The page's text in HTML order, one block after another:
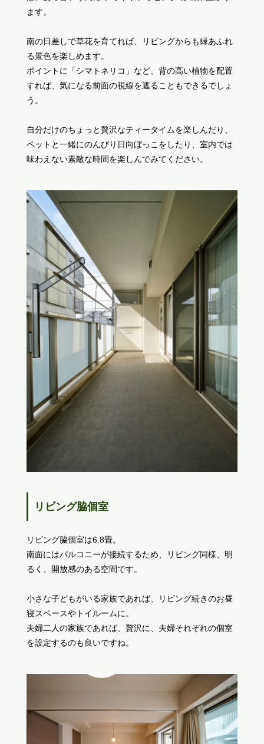
ます。
南の日差しで草花を育てれば、リビングからも緑あふれ
る景色を楽しめます。
ポイントに「シマトネリコ」など、背の高い植物を配置
すれば、気になる前面の視線を遮ることもできるでしょ
う。
自分だけのちょっと贅沢なティータイムを楽しんだり、
ペットと一緒にのんびり日向ぼっこをしたり、室内では
味わえない素敵な時間を楽しんでみてください。
リビング脇個室
リビング脇個室は6.8畳。
南面にはバルコニーが接続するため、リビング同様、明
るく、開放感のある空間です。
小さな子どもがいる家族であれば、リビング続きのお昼
寝スペースやトイルームに。
夫婦二人の家族であれば、贅沢に、夫婦それぞれの個室
を設定するのも良いですね。